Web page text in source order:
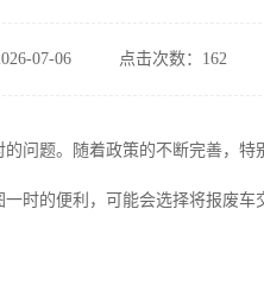
07-06 点击次数：162
问题。随着政策的不断完善，
时的便利，可能会选择将报废